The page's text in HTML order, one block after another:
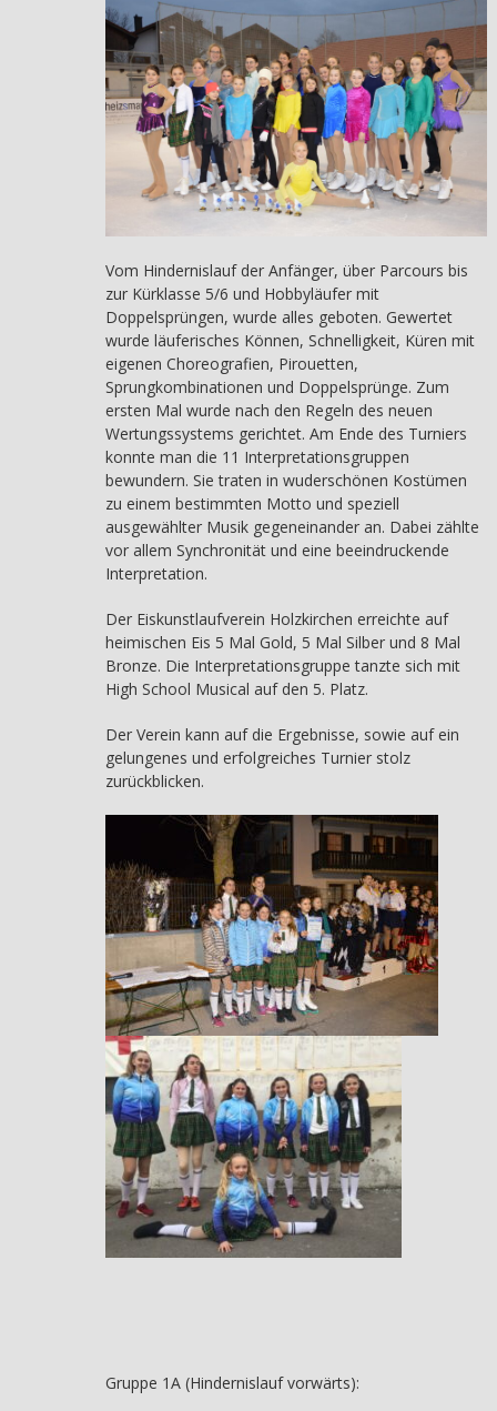
Vom Hindernislauf der Anfänger, über Parcours bis
zur Kürklasse 5/6 und Hobbyläufer mit
Doppelsprüngen, wurde alles geboten. Gewertet
wurde läuferisches Können, Schnelligkeit, Küren mit
eigenen Choreografien, Pirouetten,
Sprungkombinationen und Doppelsprünge. Zum
ersten Mal wurde nach den Regeln des neuen
Wertungssystems gerichtet. Am Ende des Turniers
konnte man die 11 Interpretationsgruppen
bewundern. Sie traten in wuderschönen Kostümen
zu einem bestimmten Motto und speziell
ausgewählter Musik gegeneinander an. Dabei zählte
vor allem Synchronität und eine beeindruckende
Interpretation.
Der Eiskunstlaufverein Holzkirchen erreichte auf
heimischen Eis 5 Mal Gold, 5 Mal Silber und 8 Mal
Bronze. Die Interpretationsgruppe tanzte sich mit
High School Musical auf den 5. Platz.
Der Verein kann auf die Ergebnisse, sowie auf ein
gelungenes und erfolgreiches Turnier stolz
zurückblicken.
Gruppe 1A (Hindernislauf vorwärts):